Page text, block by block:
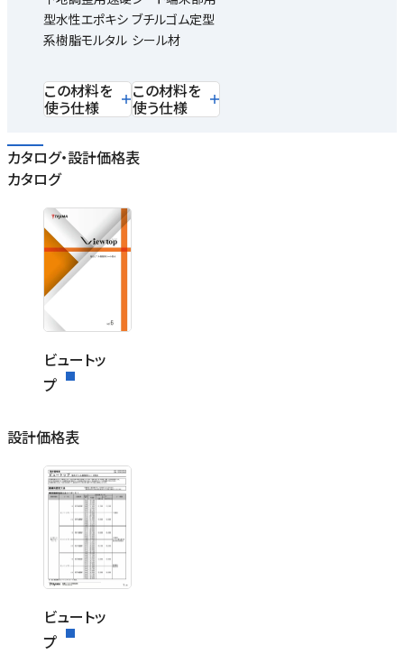
型水性エポキシ
系樹脂モルタル
この材料を
使う仕様
ブチルゴム定型
シール材
この材料を
使う仕様
カタログ・設計価格表
カタログ
ビュートッ
プ
設計価格表
ビュートッ
プ